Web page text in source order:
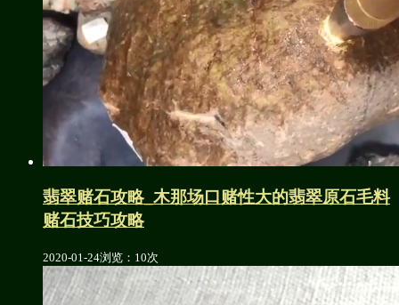
翡翠赌石攻略_木那场口赌性大的翡翠原石毛料
赌石技巧攻略
2020-01-24浏览：10次